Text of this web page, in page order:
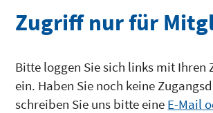
Zugriff nur für
Bitte loggen Sie sich links mit Ihren
ein. Haben Sie noch keine
schreiben Sie uns bitte eine E-Mail